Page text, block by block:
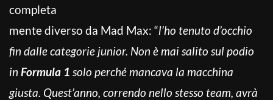
completa
mente diverso da Mad Max: “l’ho tenuto d’occhio
fin dalle categorie junior. Non è mai salito sul podio
in Formula 1 solo perché mancava la macchina
giusta. Quest’anno, correndo nello stesso team, avrà